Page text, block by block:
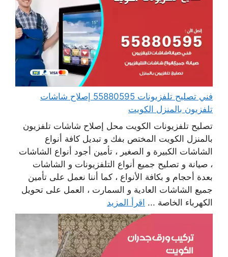
فني تصليح تلفزيونات 55880595 إصلاح شاشات
تلفزيون بالمنزل الكويت
تصليح تلفزيونات الكويت محل إصلاح شاشات تلفزيون
بالمنزل الكويت المختص بفك و تبديل كافة أنواع
الشاشات الكبيرة و الصغير ، تأمين أجود أنواع الشاشات
، صيانة و تصليح جميع أنواع التلفزيونات و الشاشات
بعدة أحجام و بكافة الأنواع ، كما أننا نعمل على تأمين
جميع الشاشات العادية و السمارت ، العمل على تحويل
الكهرباء الخاصة ... اقرأ المزيد